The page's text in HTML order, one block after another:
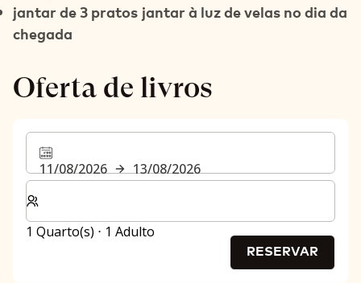
jantar de 3 pratos jantar à luz de velas no dia da
chegada
Oferta de livros
11/08/2026
13/08/2026
Selecionar o número de quartos e de hóspedes para a
1 Quarto(s) ⋅ 1 Adulto
RESERVAR